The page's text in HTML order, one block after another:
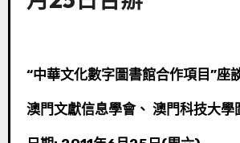
“中華文化數字圖書館合作項目”座
澳門文獻信息學會、 澳門科技大學